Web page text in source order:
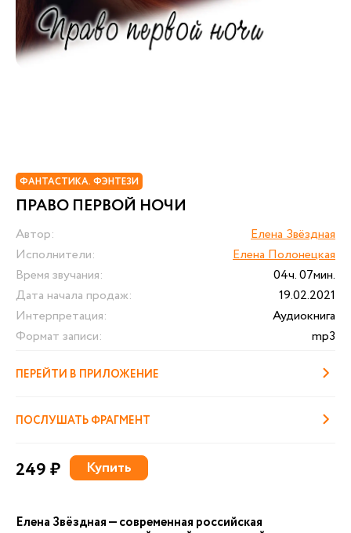
ФАНТАСТИКА. ФЭНТЕЗИ
ПРАВО ПЕРВОЙ НОЧИ
Автор:
Елена Звёздная
Исполнители:
Елена Полонецкая
Время звучания:
04ч. 07мин.
Дата начала продаж:
19.02.2021
Интерпретация:
Аудиокнига
Формат записи:
mp3
ПЕРЕЙТИ В ПРИЛОЖЕНИЕ
ПОСЛУШАТЬ ФРАГМЕНТ
249 ₽ Купить
Елена Звёздная — современная российская